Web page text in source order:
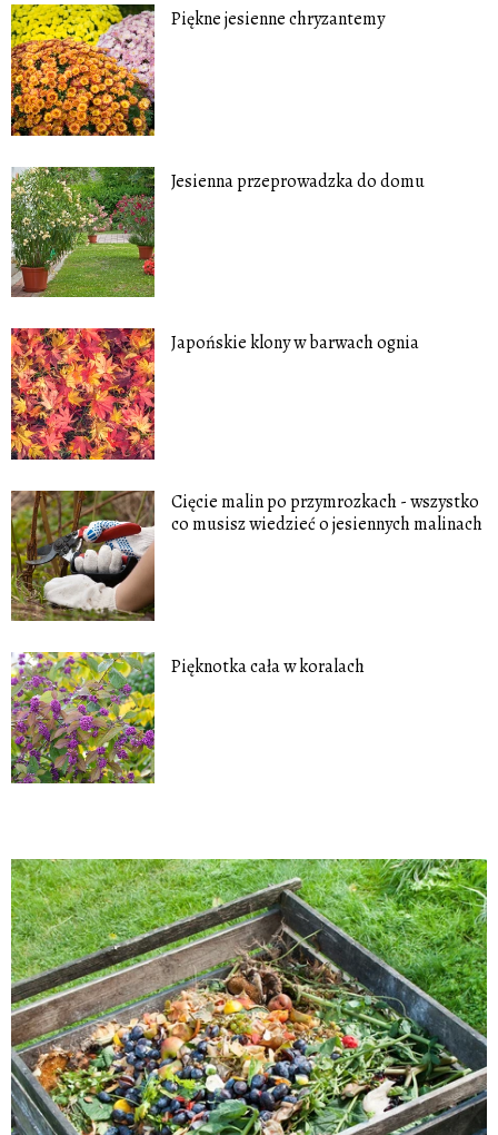
Piękne jesienne chryzantemy
Jesienna przeprowadzka do domu
Japońskie klony w barwach ognia
Cięcie malin po przymrozkach - wszystko
co musisz wiedzieć o jesiennych malinach
Pięknotka cała w koralach